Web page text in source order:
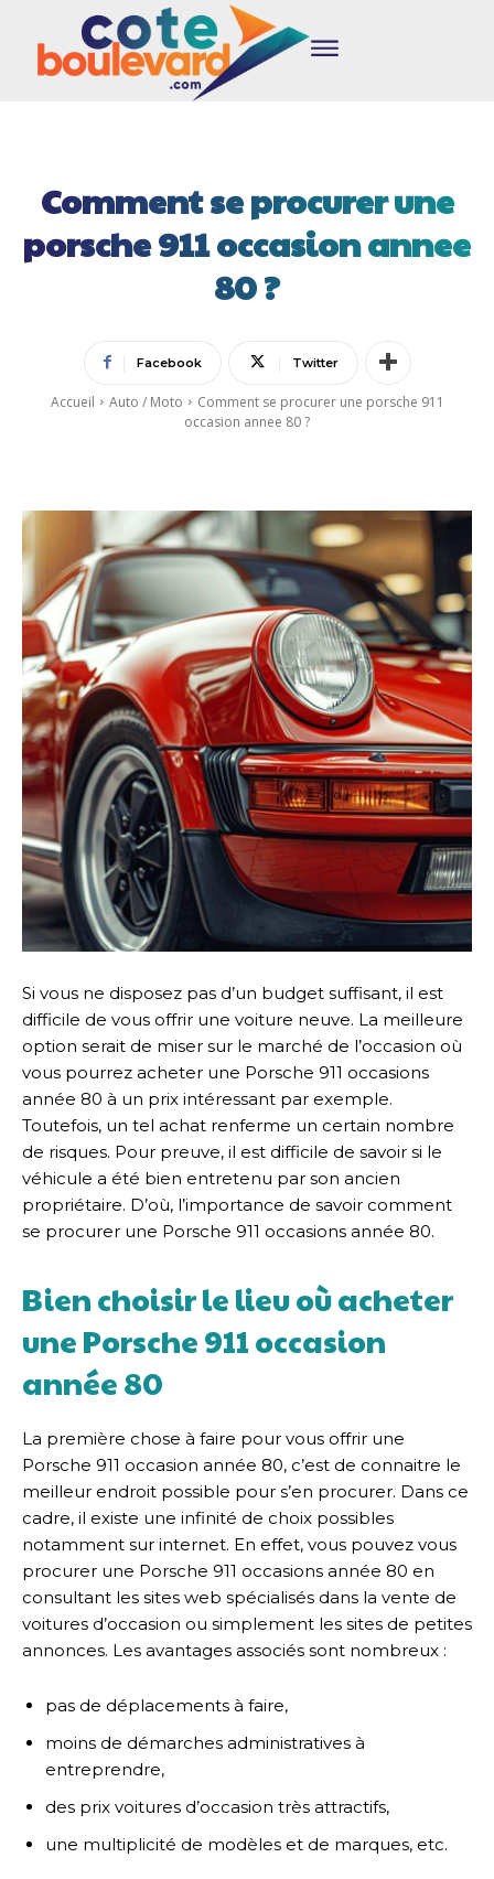
Comment se procurer une
porsche 911 occasion annee
80 ?
Facebook Twitter
Accueil Auto / Moto
Comment se procurer une porsche 911
occasion annee 80 ?
Si vous ne disposez pas d’un budget suffisant, il est
difficile de vous offrir une voiture neuve. La meilleure
option serait de miser sur le marché de l’occasion où
vous pourrez acheter une Porsche 911 occasions
année 80 à un prix intéressant par exemple.
Toutefois, un tel achat renferme un certain nombre
de risques. Pour preuve, il est difficile de savoir si le
véhicule a été bien entretenu par son ancien
propriétaire. D’où, l’importance de savoir comment
se procurer une Porsche 911 occasions année 80.
Bien choisir le lieu où acheter
une Porsche 911 occasion
année 80
La première chose à faire pour vous offrir une
Porsche 911 occasion année 80, c’est de connaitre le
meilleur endroit possible pour s’en procurer. Dans ce
cadre, il existe une infinité de choix possibles
notamment sur internet. En effet, vous pouvez vous
procurer une Porsche 911 occasions année 80 en
consultant les sites web spécialisés dans la vente de
voitures d’occasion ou simplement les sites de petites
annonces. Les avantages associés sont nombreux :
pas de déplacements à faire,
moins de démarches administratives à
entreprendre,
des prix voitures d’occasion très attractifs,
une multiplicité de modèles et de marques, etc.